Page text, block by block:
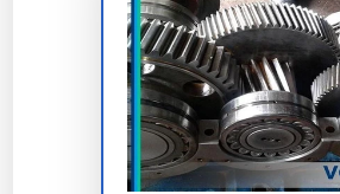
A manutenção preventiva
manutenção de redutores
evita paradas desnecessárias
A versatilidade deempresa de
redutorespermite aplicação em
mantendo a integridade esperada